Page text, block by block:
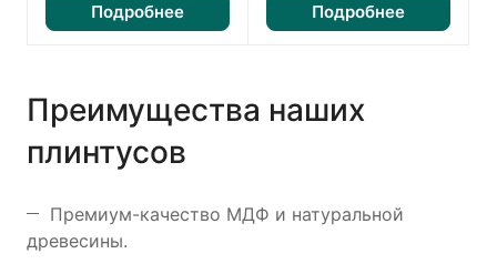
Подробнее Подробнее
Преимущества наших
плинтусов
Премиум-качество МДФ и натуральной
древесины.